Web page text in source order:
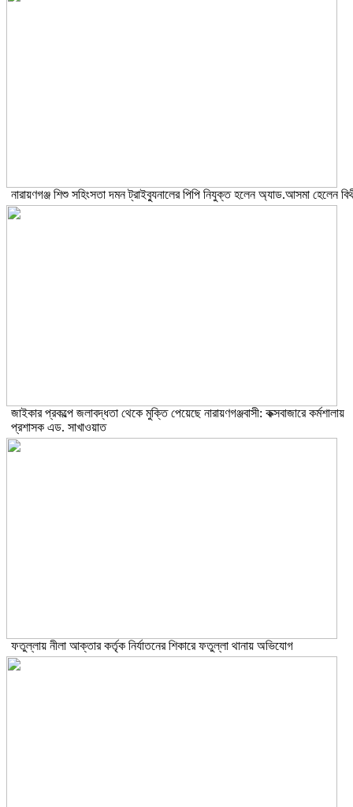
নারায়ণগঞ্জ শিশু সহিংসতা দমন ট্রাইব্যুনালের পিপি নিযুক্ত হলেন অ্যাড.আসমা হেলেন
জাইকার প্রকল্পে জলাবদ্ধতা থেকে মুক্তি পেয়েছে নারায়ণগঞ্জবাসী: কক্সবাজারে কর্মশালায়
প্রশাসক এড. সাখাওয়াত
ফতুল্লায় নীলা আক্তার কর্তৃক নির্যাতনের শিকারে ফতুল্লা থানায় অভিযোগ